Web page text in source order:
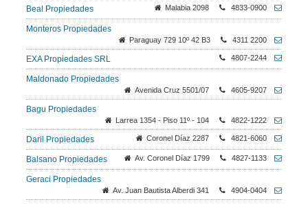
Beal Propiedades Malabia 2098 4833-0900
Monteros Propiedades
Paraguay 729 10º 42 B3 4311 2200
EXA Propiedades SRL 4807-2244
Maldonado Propiedades
Avenida Cruz 5501/07 4605-9207
Bagu Propiedades
Larrea 1354 - Piso 11º - 104 4822-1222
Daril Propiedades Coronel Díaz 2287 4821-6060
Balsano Propiedades Av. Coronel Díaz 1799 4827-1133
Geraci Propiedades
Av. Juan Bautista Alberdi 341 4904-0404